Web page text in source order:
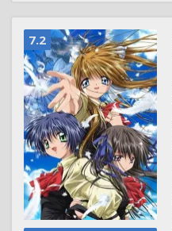
7.2